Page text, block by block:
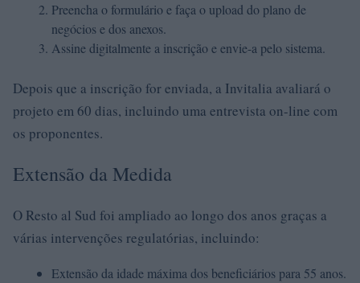
Preencha o formulário e faça o upload do plano de
negócios e dos anexos.
Assine digitalmente a inscrição e envie-a pelo sistema.
Depois que a inscrição for enviada, a Invitalia avaliará o
projeto em 60 dias, incluindo uma entrevista on-line com
os proponentes.
Extensão da Medida
O Resto al Sud foi ampliado ao longo dos anos graças a
várias intervenções regulatórias, incluindo:
Extensão da idade máxima dos beneficiários para 55 anos.